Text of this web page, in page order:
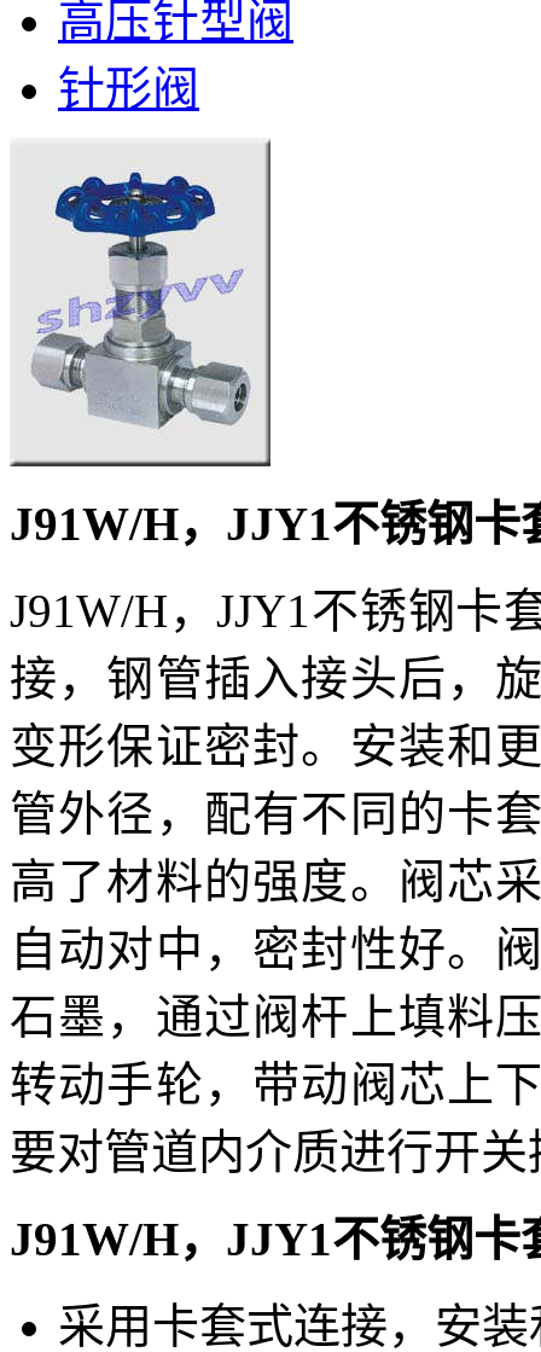
高压针型阀
针形阀
J91W/H，JJY1不锈钢卡
J91W/H，JJY1不锈钢卡
接，钢管插入接头后，
变形保证密封。安装和
管外径，配有不同的卡
高了材料的强度。阀芯
自动对中，密封性好。
石墨，通过阀杆上填料
转动手轮，带动阀芯上
要对管道内介质进行开
J91W/H， JJY1不锈钢卡
采用卡套式连接，安